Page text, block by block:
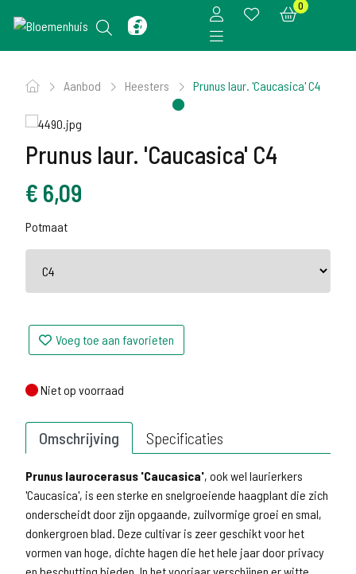
0
Aanbod Heesters Prunus laur. 'Caucasica' C4
Prunus laur. 'Caucasica' C4
€ 6,09
Potmaat
Voeg toe aan favorieten
Niet op voorraad
Niet op voorraad
Omschrijving Specificaties
Prunus laurocerasus 'Caucasica', ook wel laurierkers
'Caucasica', is een sterke en snelgroeiende haagplant die zich
onderscheidt door zijn opgaande, zuilvormige groei en smal,
donkergroen blad. Deze cultivar is zeer geschikt voor het
vormen van hoge, dichte hagen die het hele jaar door privacy